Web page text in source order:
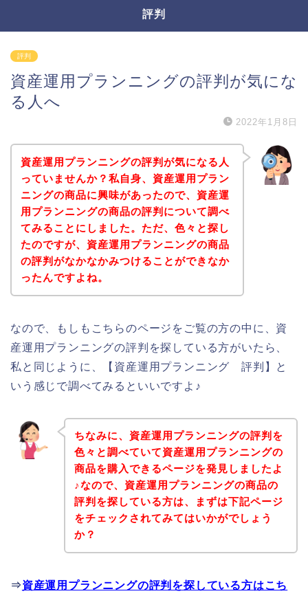
評判
評判
資産運用プランニングの評判が気にな
る人へ
2022年1月8日
資産運用プランニングの評判が気になる人
っていませんか？私自身、資産運用プラン
ニングの商品に興味があったので、資産運
用プランニングの商品の評判について調べ
てみることにしました。ただ、色々と探し
たのですが、資産運用プランニングの商品
の評判がなかなかみつけることができなか
ったんですよね。
なので、もしもこちらのページをご覧の方の中に、資
産運用プランニングの評判を探している方がいたら、
私と同じように、【資産運用プランニング 評判】と
いう感じで調べてみるといいですよ♪
ちなみに、資産運用プランニングの評判を
色々と調べていて資産運用プランニングの
商品を購入できるページを発見しましたよ
♪なので、資産運用プランニングの商品の
評判を探している方は、まずは下記ページ
をチェックされてみてはいかがでしょう
か？
⇒資産運用プランニングの評判を探している方はこち